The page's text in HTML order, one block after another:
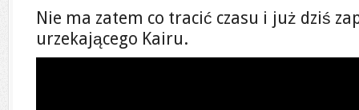
Nie ma zatem co tracić czasu i już dziś
urzekającego Kairu.